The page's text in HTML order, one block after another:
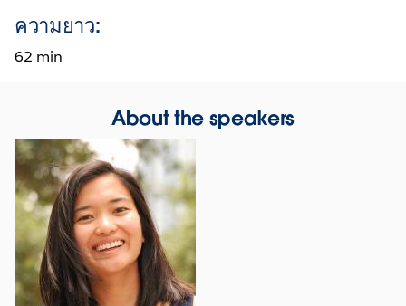
ความยาว:
62 min
About the speakers